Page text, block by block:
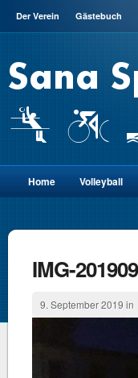
Der Verein Gästebuch
Home Volleyball
IMG-
9. September 2019 in